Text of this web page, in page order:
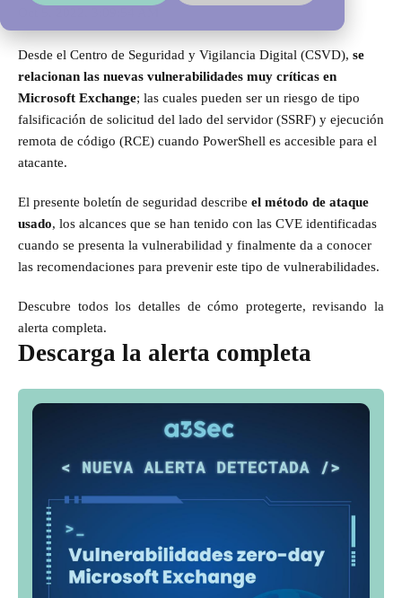
Desde el Centro de Seguridad y Vigilancia Digital (CSVD), se
relacionan las nuevas vulnerabilidades muy críticas en
Microsoft Exchange; las cuales pueden ser un riesgo de tipo
falsificación de solicitud del lado del servidor (SSRF) y ejecución
remota de código (RCE) cuando PowerShell es accesible para el
atacante.
El presente boletín de seguridad describe el método de ataque
usado, los alcances que se han tenido con las CVE identificadas
cuando se presenta la vulnerabilidad y finalmente da a conocer
las recomendaciones para prevenir este tipo de vulnerabilidades.
Descubre todos los detalles de cómo protegerte, revisando la
alerta completa.
Descarga la alerta completa